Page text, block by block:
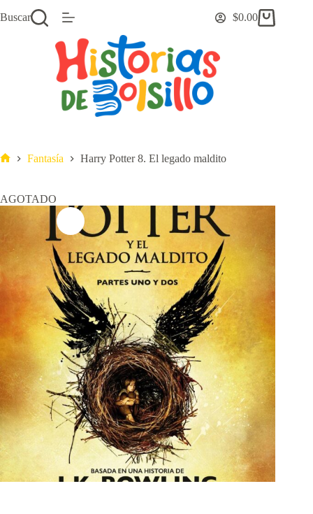
al
Buscar
Carro
$0.00
Fantasía Harry Potter 8. El legado maldito
AGOTADO